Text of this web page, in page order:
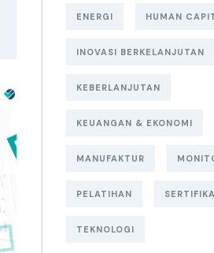
ENERGI HUMAN
INOVASI BERKELANJUTAN
KEBERLANJUTAN
KEUANGAN & EKONOMI
MANUFAKTUR
PELATIHAN
TEKNOLOGI